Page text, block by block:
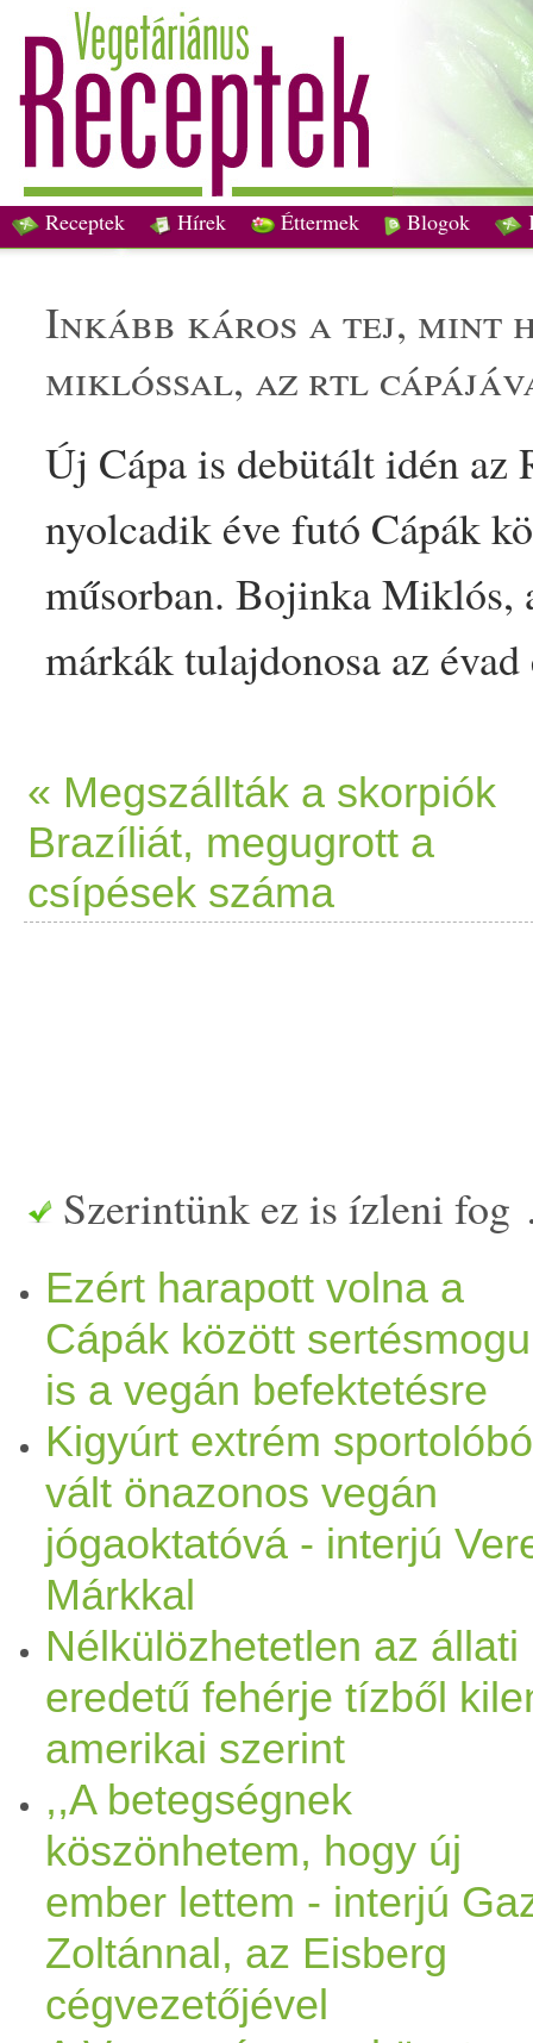
Receptek Hírek Éttermek Blogok
inkább káros atej, mint
miklóssal, az rtl
Új Cápa is debütált idén az
nyolcadik éve futó Cápák
műsorban. Bojinka Miklós,
márkák tulajdonosa az
felszólalt olyan cégek
tejtermék ekre próbáltak
pedig a bolygónk jövője…
« Megszállták a skorpiók
Brazíliát, megugrott a
csípések száma
Szerintünk ez is ízleni
Ezért harapott volna a
Cápák között
is a vegán befektetésre
Kigyúrt extrém
vált önazonos vegán
jógaoktatóvá - interjú
Márkkal
Nélkülözhetetlen az állati
eredetű fehérje tízből
amerikai szerint
,,A betegségnek
köszönhetem, hogy új
ember lettem - interjú
Zoltánnal, az Eisberg
cégvezetőjével